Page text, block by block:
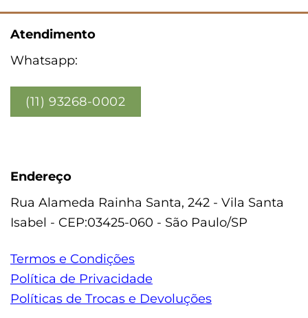
Atendimento
Whatsapp:
(11) 93268-0002
Endereço
Rua Alameda Rainha Santa, 242 - Vila Santa
Isabel - CEP:03425-060 - São Paulo/SP
Termos e Condições
Política de Privacidade
Políticas de Trocas e Devoluções